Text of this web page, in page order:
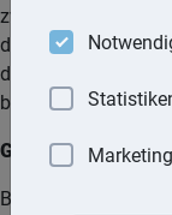
zweifelsfrei oder
das Testament
der Frage, was der
bringen wollte.
Grundsätze der
Bei der Auslegung
Marketing